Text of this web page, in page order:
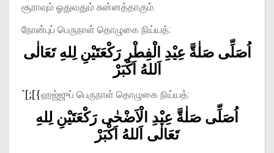
சூராவும் ஓதுவதும் சுன்னத்தாகும்.
நோன்புப் பெருநாள் தொழுகை நிய்யத்:
اُصَلِّى صَلٰةَّ عِيْدِ الْفِطْرِ رَكْعَتَيْنِ لِلهِ تَعَالٰى
اَللهُ اَكْبَرْ
`[;[{ஹஜ்ஜுப் பெருநாள் தொழுகை நிய்யத்:
اُصَلِّى صَلٰةَّ عِيْدِ الْاَضْحٰى رَكْعَتَيْنِ لِلهِ
تَعَالٰى اَللهُ اَكْبَرْ